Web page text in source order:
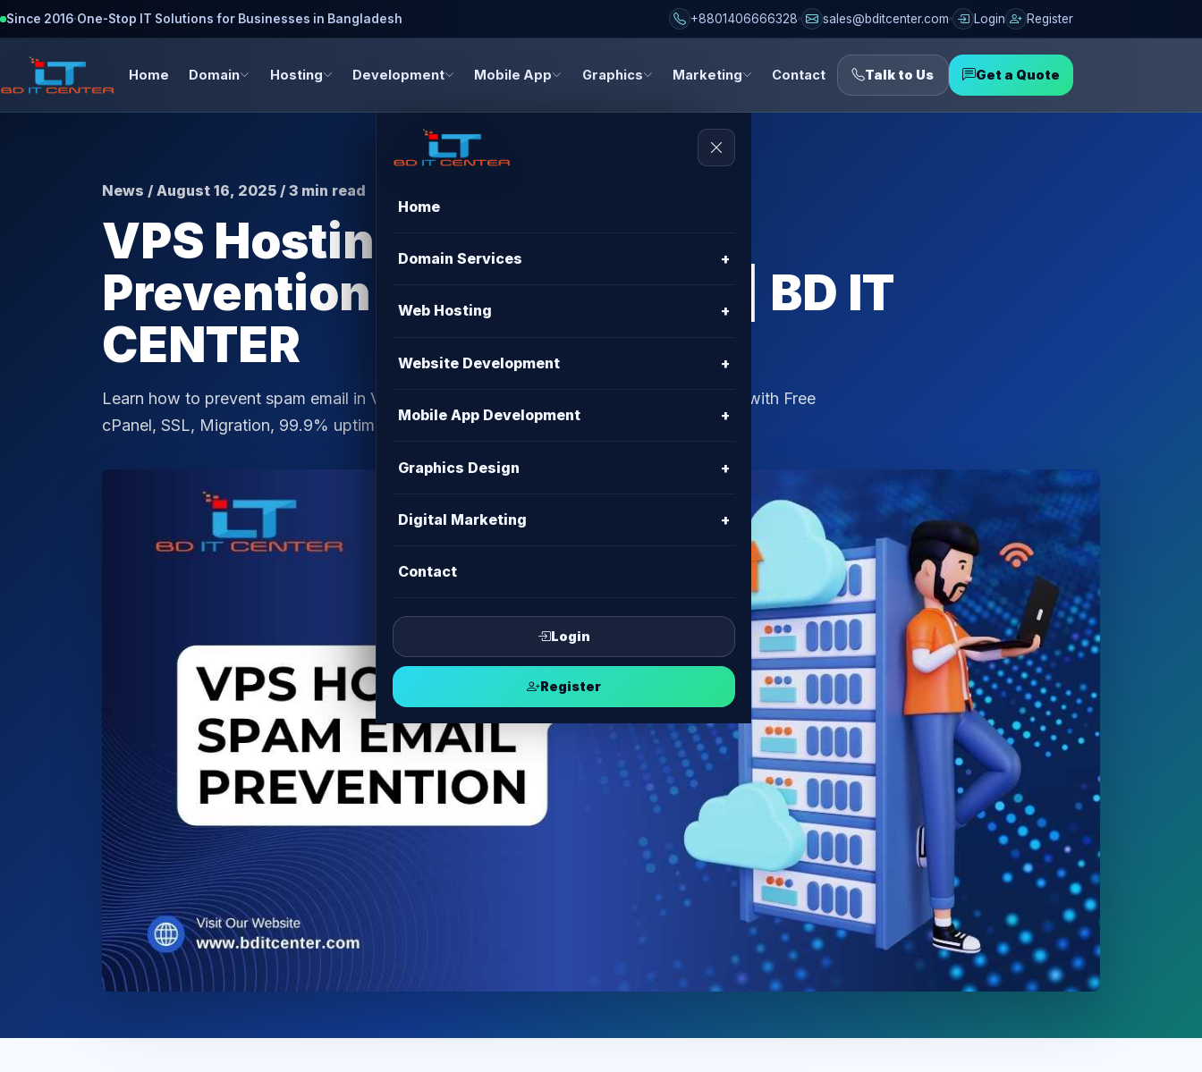
Since 2016·One-Stop IT Solutions for Businesses in Bangladesh +8801406666328 sales@bditcenter.com Login Register
Home Domain Hosting Development Mobile App Graphics Marketing Contact Talk to Us Get a Quote
Home
Domain Services +
Web Hosting +
Website Development +
Mobile App Development +
Graphics Design +
Digital Marketing +
Contact
Login
Register
News / August 16, 2025 / 3 min read
VPS Hosting Spam Email
Prevention in Bangladesh | BD IT
CENTER
Learn how to prevent spam email in VPS Hosting. Get Best VPS Hosting in Bangladesh with Free
cPanel, SSL, Migration, 99.9% uptime & spam prevention from BD IT CENTER.